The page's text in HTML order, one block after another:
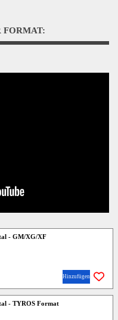
FORMAT:
- GM/XG/XF
Hinzufügen
- TYROS Format